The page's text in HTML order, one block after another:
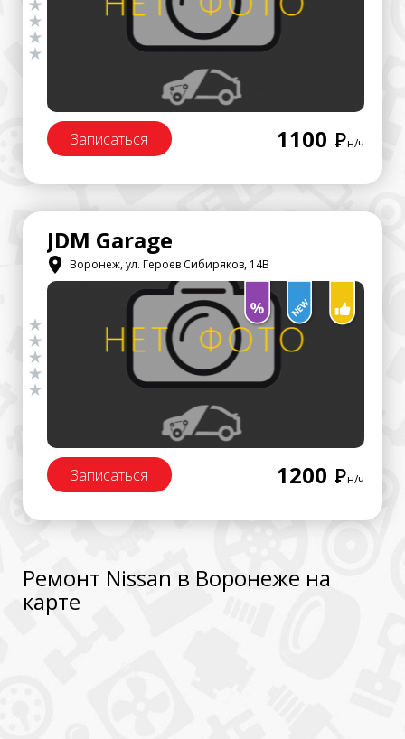
Записаться 1100 Рн/ч
JDM Garage
Воронеж, ул. Героев Сибиряков, 14В
Записаться 1200 Рн/ч
Ремонт Nissan в Воронеже на
карте